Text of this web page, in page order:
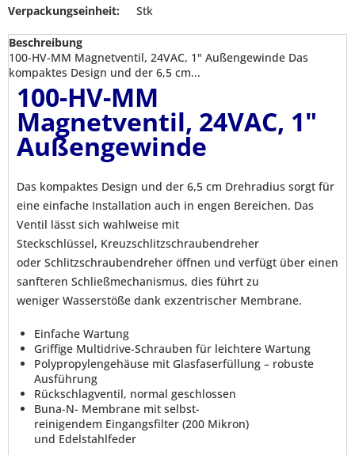
Verpackungseinheit:
Stk
Beschreibung
100-HV-MM Magnetventil, 24VAC, 1" Außengewinde Das
kompaktes Design und der 6,5 cm...
100-HV-MM
Magnetventil, 24VAC, 1"
Außengewinde
Das kompaktes Design und der 6,5 cm Drehradius sorgt für
eine einfache Installation auch in engen Bereichen. Das
Ventil lässt sich wahlweise mit
Steckschlüssel, Kreuzschlitzschraubendreher
oder Schlitzschraubendreher öffnen und verfügt über einen
sanfteren Schließmechanismus, dies führt zu
weniger Wasserstöße dank exzentrischer Membrane.
Einfache Wartung
Griffige Multidrive-Schrauben für leichtere Wartung
Polypropylengehäuse mit Glasfaserfüllung – robuste
Ausführung
Rückschlagventil, normal geschlossen
Buna-N- Membrane mit selbst-
reinigendem Eingangsfilter (200 Mikron)
und Edelstahlfeder